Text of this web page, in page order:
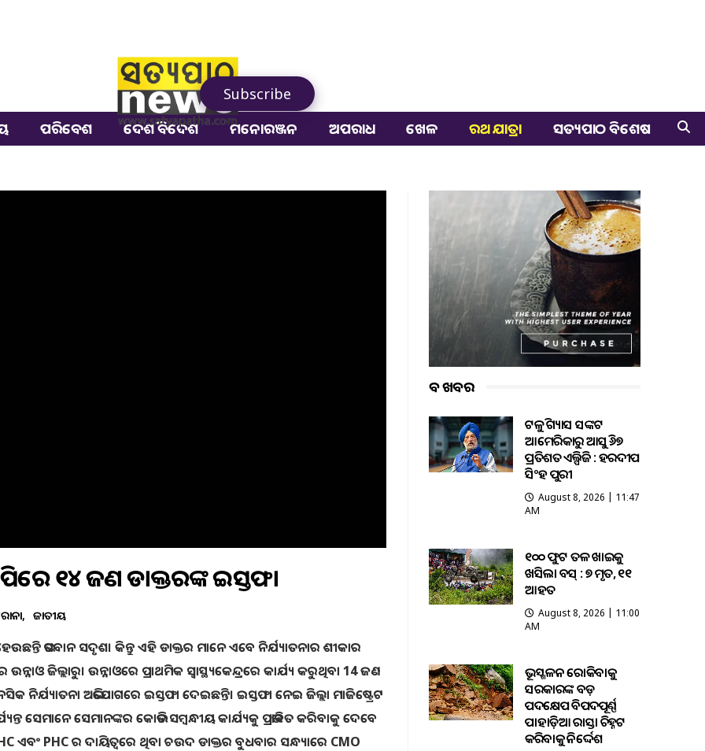
Subscribe
ପରିବେଶ ଦେଶ ବିଦେଶ ମନୋରଞ୍ଜନ ଅପରାଧ ଖେଳ ରଥ ଯାତ୍ରା ସତ୍ୟପାଠ ବିଶେଷ
୧୪ ଜଣ ଡାକ୍ତରଙ୍କ ଇସ୍ତଫା
ଜାତୀୟ
ଭଗବାନ ସଦୃଶ। କିନ୍ତୁ ଏହି ଡାକ୍ତର ମାନେ ଏବେ ନିର୍ଯ୍ୟାତନାର ଶୀକାର
ଜିଲ୍ଲାରୁ। ଉନ୍ନାଓରେ ପ୍ରାଥମିକ ସ୍ୱାସ୍ଥ୍ୟକେନ୍ଦ୍ରରେ କାର୍ଯ୍ୟ କରୁଥିବା 14 ଜଣ
ନିର୍ଯ୍ୟାତନା ଅଭିଯୋଗରେ ଇସ୍ତଫା ଦେଇଛନ୍ତି। ଇସ୍ତଫା ନେଇ ଜିଲ୍ଲା ମାଜିଷ୍ଟ୍ରେଟ
ସେମାନେ ସେମାନଙ୍କର କୋଭିଡ ସମ୍ବନ୍ଧୀୟ କାର୍ଯ୍ୟକୁ ପ୍ରଭାବିତ କରିବାକୁ ଦେବେ
ଏବଂ PHC ର ଦାୟିତ୍ୱରେ ଥିବା ଚଉଦ ଡାକ୍ତର ବୁଧବାର ସନ୍ଧ୍ୟାରେ CMO
ବଡ ଖବର
ଟଳୁଛି ଗ୍ୟାସ ସଙ୍କଟ
ଆମେରିକାରୁ ଆସୁଛି ୬୭
ପ୍ରତିଶତ ଏଲ୍ପିଜି : ହରଦୀପ
ସିଂହ ପୁରୀ
August 8, 2026 | 11:47
AM
୧୦୦ ଫୁଟ ତଳ ଖାଇକୁ
ଖସିଲା ବସ୍ : ୭ ମୃତ, ୧୧
ଆହତ
August 8, 2026 | 11:00
AM
ଭୂସ୍ଖଳନ ରୋକିବାକୁ
ସରକାରଙ୍କ ବଡ଼
ପଦକ୍ଷେପ ବିପଦପୂର୍ଣ୍ଣ
ପାହାଡ଼ିଆ ରାସ୍ତା ଚିହ୍ନଟ
କରିବାକୁ ନିର୍ଦ୍ଦେଶ